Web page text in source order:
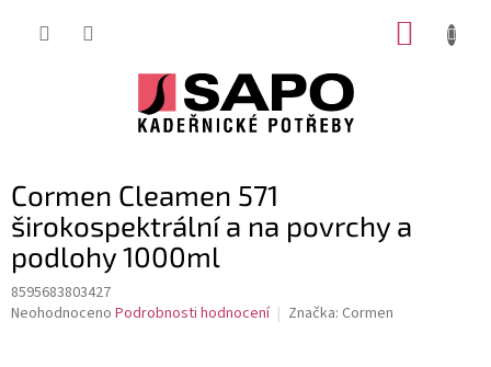
Cormen Cleamen 571
širokospektrální a na povrchy a
podlohy 1000ml
8595683803427
Průměrné
Neohodnoceno Podrobnosti hodnocení Značka: Cormen